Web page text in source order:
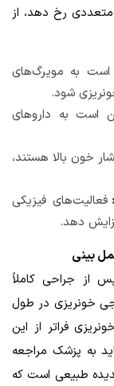
متعددی رخ دهد، از
به مویرگ‌های
شود.
است به داروهای
خون بالا هستند،
فعالیت‌های فیزیکی
دهد.
بینی
از جراحی کاملاً
خونریزی در طول
فراتر از این
به پزشک مراجعه
طبیعی است که